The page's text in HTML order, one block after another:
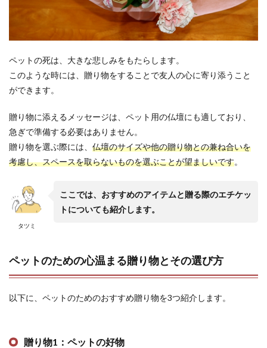
ペットの死は、大きな悲しみをもたらします。
このような時には、贈り物をすることで友人の心に寄り添うこと
ができます。
贈り物に添えるメッセージは、ペット用の仏壇にも適しており、
急ぎで準備する必要はありません。
贈り物を選ぶ際には、 仏壇のサイズや他の贈り物との兼ね合いを
考慮し、スペースを取らないものを選ぶことが望ましいです。
タツミ
ここでは、おすすめのアイテムと贈る際のエチケッ
トについても紹介します。
ペットのための心温まる贈り物とその選び方
以下に、ペットのためのおすすめ贈り物を3つ紹介します。
贈り物1：ペットの好物